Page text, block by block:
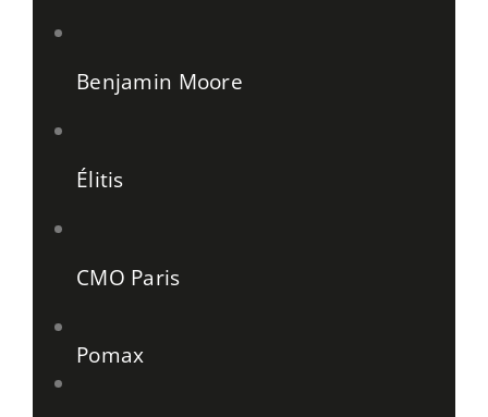
Benjamin Moore
Élitis
CMO Paris
Pomax